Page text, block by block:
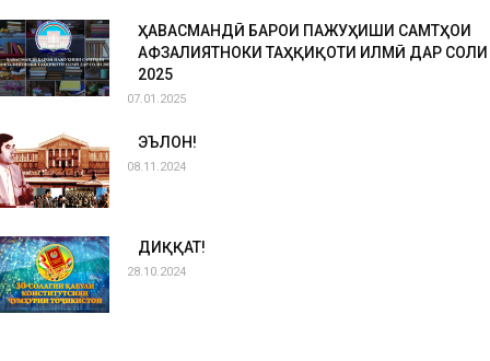
ҲАВАСМАНДӢ БАРОИ ПАЖУҲИШИ САМТҲОИ
АФЗАЛИЯТНОКИ ТАҲҚИҚОТИ ИЛМӢ ДАР СОЛИ
2025
07.01.2025
ЭЪЛОН!
08.11.2024
ДИҚҚАТ!
28.10.2024